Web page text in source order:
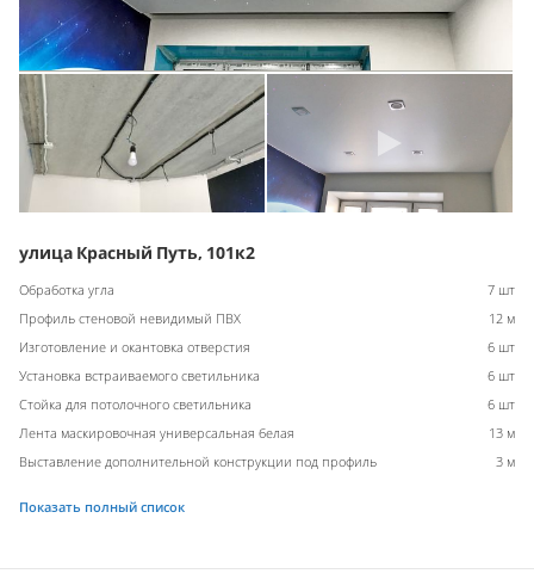
улица Красный Путь, 101к2
Обработка угла
7 шт
Профиль стеновой невидимый ПВХ
12 м
Изготовление и окантовка отверстия
6 шт
Установка встраиваемого светильника
6 шт
Стойка для потолочного светильника
6 шт
Лента маскировочная универсальная белая
13 м
Выставление дополнительной конструкции под профиль
3 м
Показать полный список